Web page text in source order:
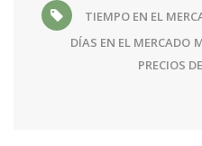
TIEMPO EN EL
DÍAS EN EL MERCADO
PRECIOS